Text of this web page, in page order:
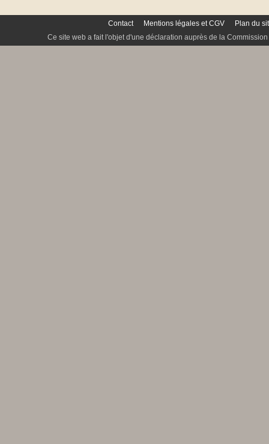
Contact Mentions légales et CGV
Plan du
Ce site web a fait l'objet d'une déclaration auprès de la